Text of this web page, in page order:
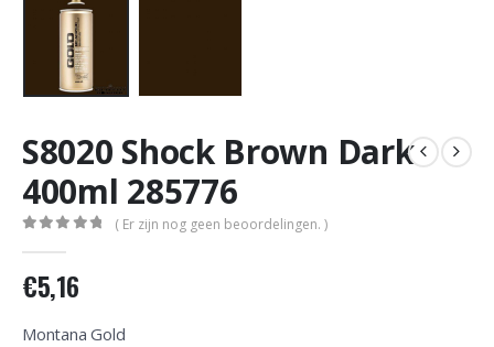
S8020 Shock Brown Dark
400ml 285776
( Er zijn nog geen beoordelingen. )
€5,16
Montana Gold